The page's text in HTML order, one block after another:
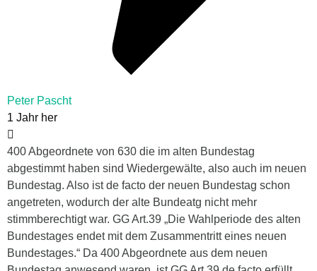
Peter Pascht
1 Jahr her
400 Abgeordnete von 630 die im alten Bundestag
abgestimmt haben sind Wiedergewälte, also auch im neuen
Bundestag. Also ist de facto der neuen Bundestag schon
angetreten, wodurch der alte Bundeatg nicht mehr
stimmberechtigt war. GG Art.39 „Die Wahlperiode des alten
Bundestages endet mit dem Zusammentritt eines neuen
Bundestages.“ Da 400 Abgeordnete aus dem neuen